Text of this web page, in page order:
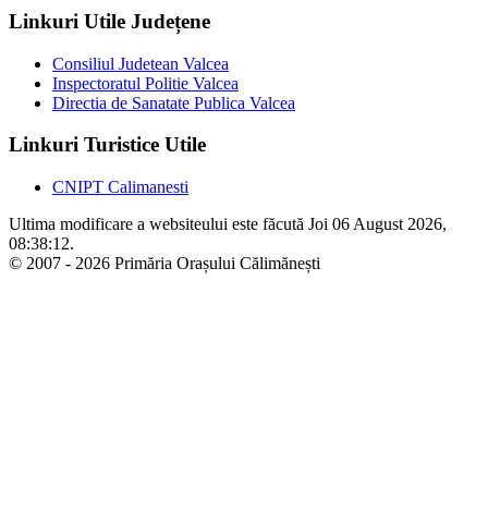
Linkuri Utile Județene
Consiliul Judetean Valcea
Inspectoratul Politie Valcea
Directia de Sanatate Publica Valcea
Linkuri Turistice Utile
CNIPT Calimanesti
Ultima modificare a websiteului este făcută Joi 06 August 2026,
08:38:12.
© 2007 - 2026 Primăria Orașului Călimănești